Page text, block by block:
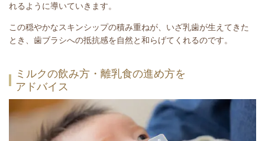
れるように導いていきます。
この穏やかなスキンシップの積み重ねが、いざ乳歯が生えてきた
とき、歯ブラシへの抵抗感を自然と和らげてくれるのです。
ミルクの飲み方・離乳食の進め方を
アドバイス